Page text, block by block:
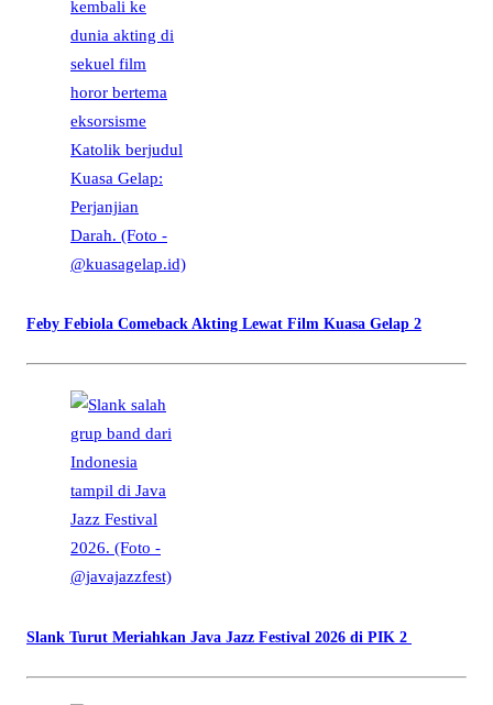
Feby Febiola Comeback Akting Lewat Film Kuasa Gelap 2
Slank Turut Meriahkan Java Jazz Festival 2026 di PIK 2